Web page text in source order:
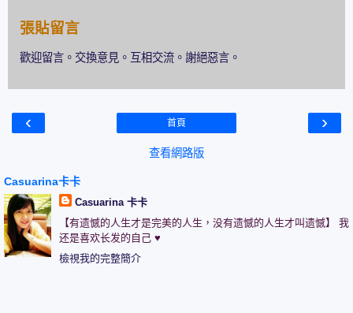
張貼留言
歡迎留言。交換意見。互相交流。謝絕惡言。
‹ ›
首頁
查看網路版
Casuarina卡卡
Casuarina 卡卡
【有遗憾的人生才是完美的人生，没有遗憾的人生才叫遗憾】 我
还是喜欢长发的自己 ♥
檢視我的完整簡介